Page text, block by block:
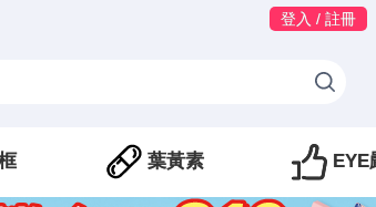
登入 / 註冊
葉黃素 EYE